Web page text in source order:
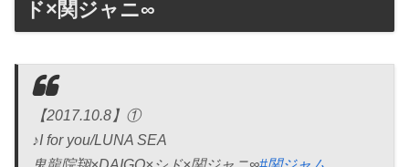
ド×関ジャニ∞
【2017.10.8】①
♪I for you/LUNA SEA